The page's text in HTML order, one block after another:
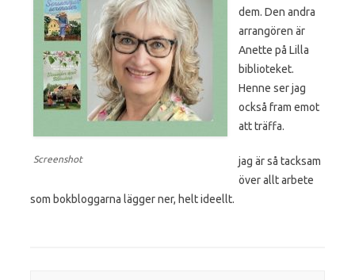
Screenshot
dem. Den andra
arrangören är
Anette på Lilla
biblioteket.
Henne ser jag
också fram emot
att träffa.
jag är så tacksam
över allt arbete
som bokbloggarna lägger ner, helt ideellt.